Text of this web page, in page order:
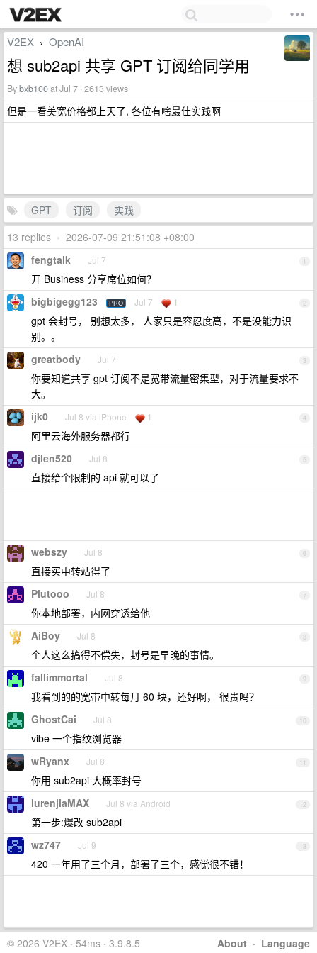
V2EX › OpenAI
想 sub2api 共享 GPT 订阅给同学用
Bybxb100at Jul 7 · 2613 views
但是一看美宽价格都上天了, 各位有啥最佳实践啊
GPT 订阅
实践
13 replies • 2026-07-09 21:51:08 +08:00
1
fengtalk Jul 7
开 Business 分享席位如何？
2
bigbigegg123 PRO Jul 7 1
gpt 会封号， 别想太多， 人家只是容忍度高，不是没能力识
别。。
3
greatbody Jul 7
你要知道共享 gpt 订阅不是宽带流量密集型，对于流量要求不
大。
4
ijk0 Jul 8 via iPhone 1
阿里云海外服务器都行
5
djlen520 Jul 8
直接给个限制的 api 就可以了
6
webszy Jul 8
直接买中转站得了
7
Plutooo Jul 8
你本地部署，内网穿透给他
8
AiBoy Jul 8
个人这么搞得不偿失，封号是早晚的事情。
9
fallimmortal Jul 8
我看到的的宽带中转每月 60 块，还好啊， 很贵吗？
10
GhostCai Jul 8
vibe 一个指纹浏览器
11
wRyanx Jul 8
你用 sub2api 大概率封号
12
lurenjiaMAX Jul 8 via Android
第一步:爆改 sub2api
13
wz747 Jul 9
420 一年用了三个月，部署了三个，感觉很不错！
About · Language
© 2026 V2EX · 54ms · 3.9.8.5